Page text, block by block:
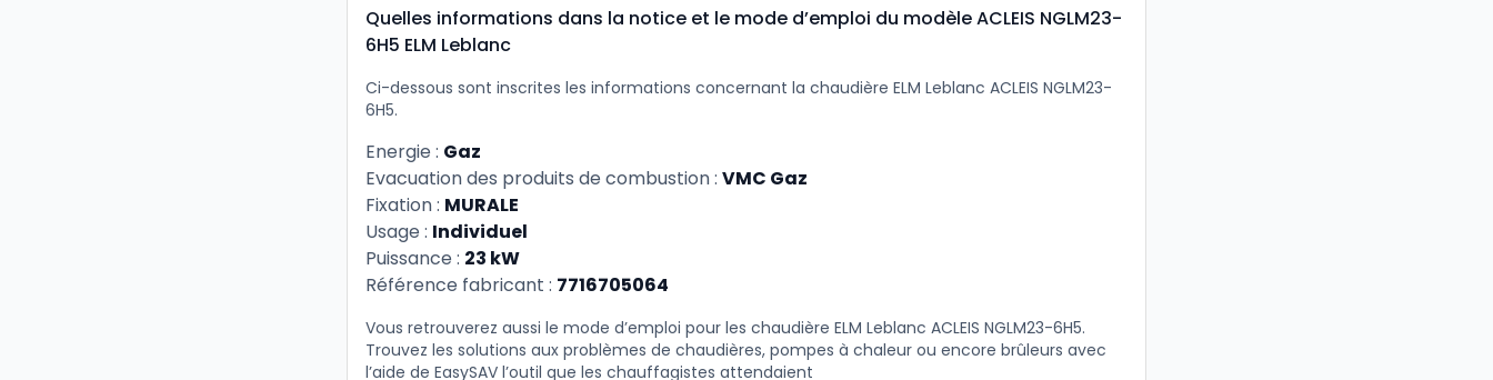
Quelles informations dans la notice et le mode d’emploi du modèle ACLEIS NGLM23-
6H5 ELM Leblanc
Ci-dessous sont inscrites les informations concernant la chaudière ELM Leblanc ACLEIS NGLM23-
6H5.
Energie : Gaz
Evacuation des produits de combustion : VMC Gaz
Fixation : MURALE
Usage : Individuel
Puissance : 23 kW
Référence fabricant : 7716705064
Vous retrouverez aussi le mode d’emploi pour les chaudière ELM Leblanc ACLEIS NGLM23-6H5.
Trouvez les solutions aux problèmes de chaudières, pompes à chaleur ou encore brûleurs avec
l’aide de EasySAV l’outil que les chauffagistes attendaient